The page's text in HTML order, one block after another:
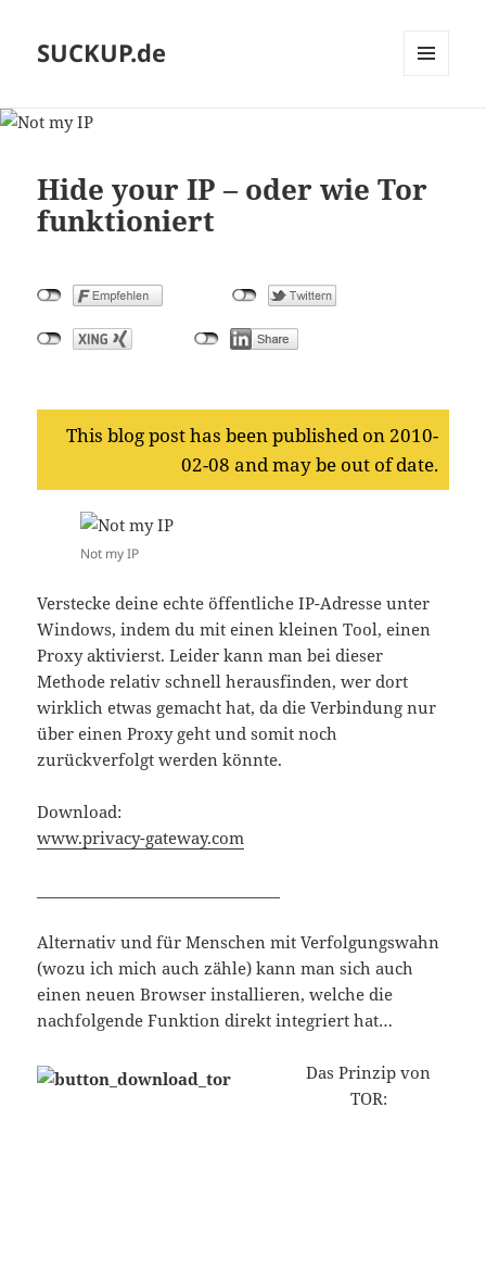
SUCKUP.de
Hide your IP – oder wie Tor
funktioniert
This blog post has been published on 2010-
02-08 and may be out of date.
Not my IP
Verstecke deine echte öffentliche IP-Adresse unter
Windows, indem du mit einen kleinen Tool, einen
Proxy aktivierst. Leider kann man bei dieser
Methode relativ schnell herausfinden, wer dort
wirklich etwas gemacht hat, da die Verbindung nur
über einen Proxy geht und somit noch
zurückverfolgt werden könnte.
Download:
www.privacy-gateway.com
Alternativ und für Menschen mit Verfolgungswahn
(wozu ich mich auch zähle) kann man sich auch
einen neuen Browser installieren, welche die
nachfolgende Funktion direkt integriert hat…
Das Prinzip von
TOR: